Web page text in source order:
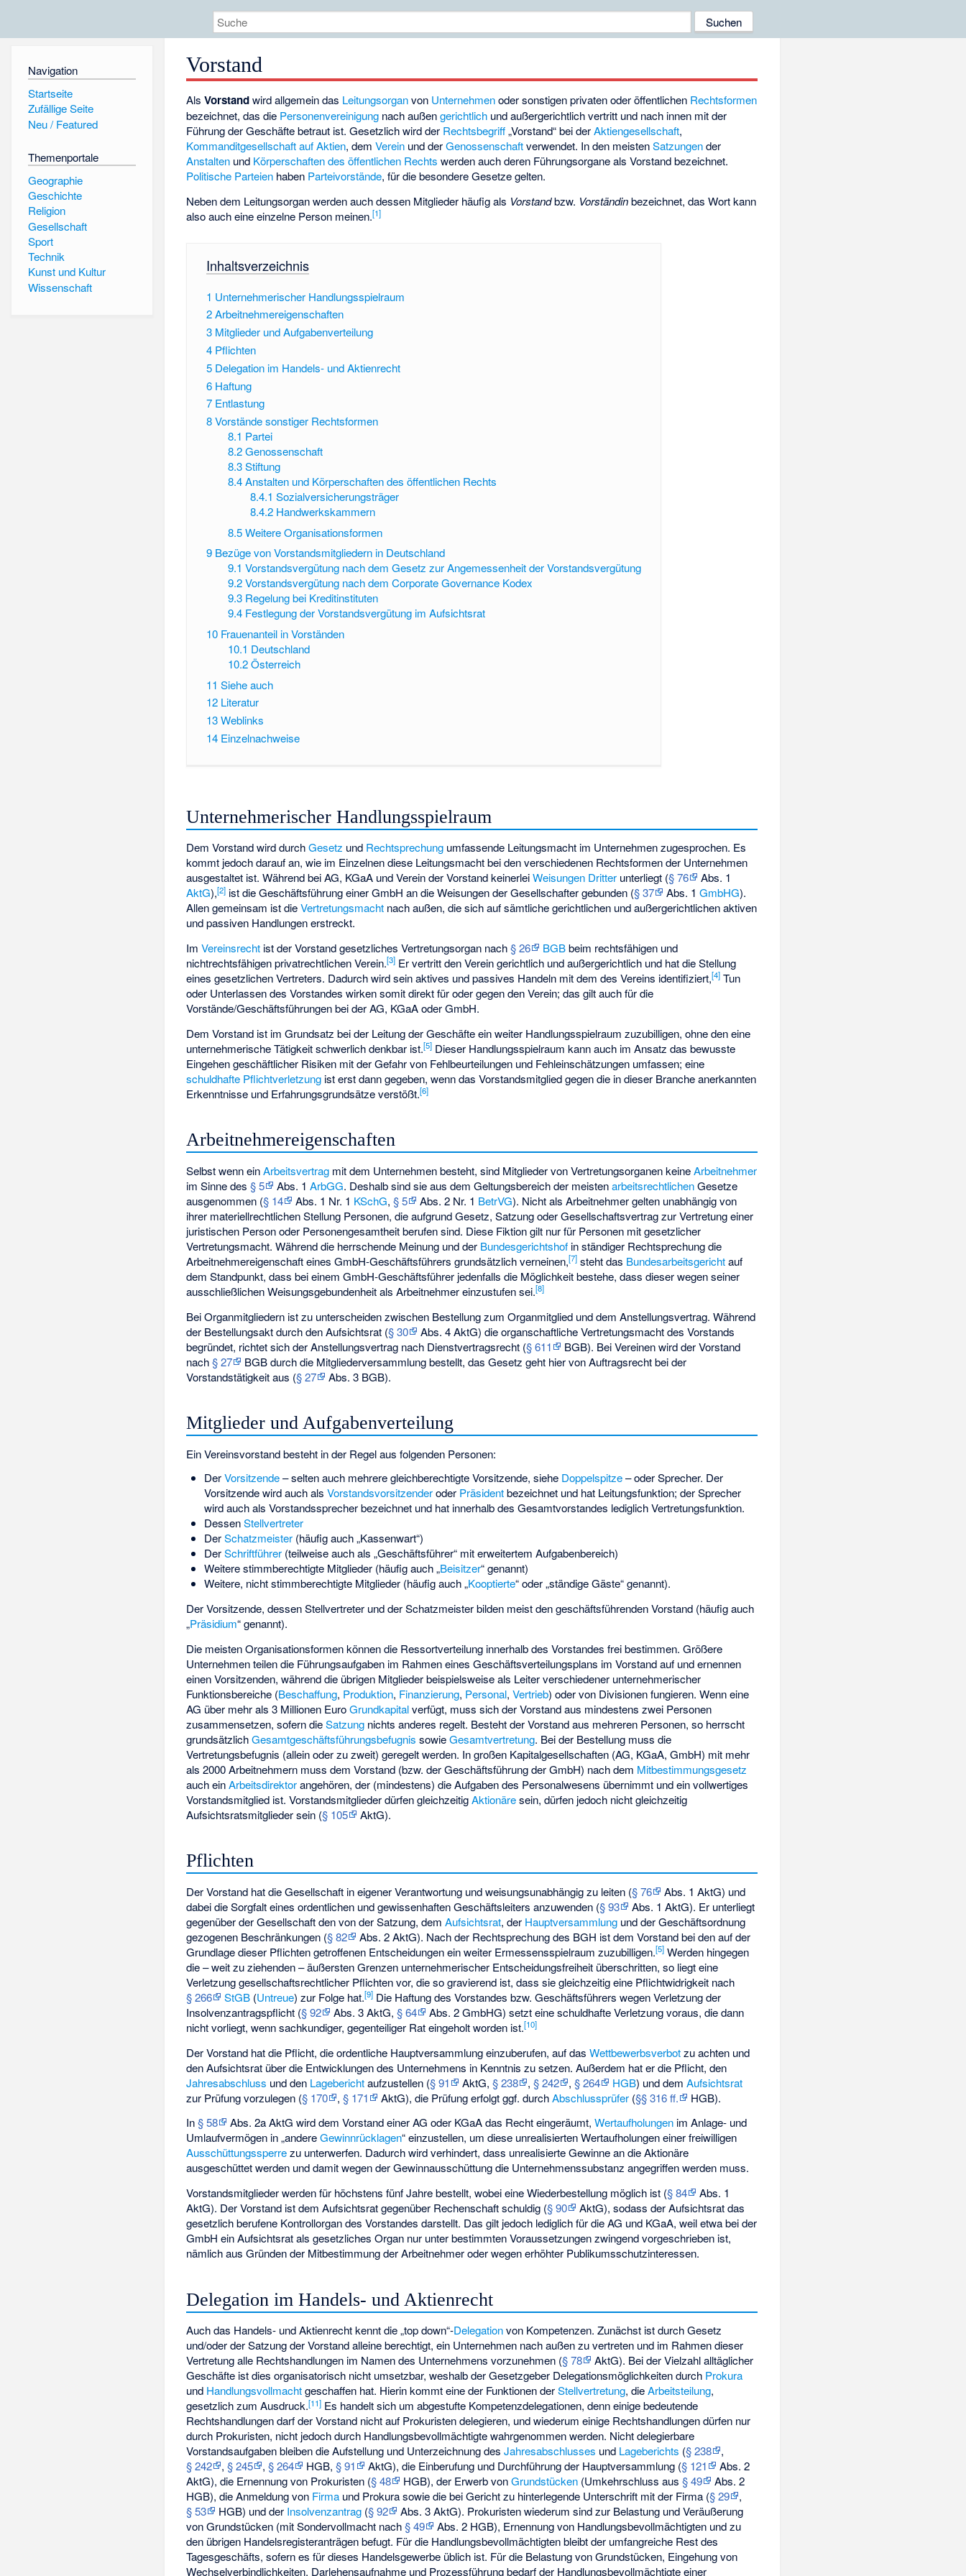
Navigation
Startseite
Zufällige Seite
Neu / Featured
Themenportale
Geographie
Geschichte
Religion
Gesellschaft
Sport
Technik
Kunst und Kultur
Wissenschaft
Vorstand
AlsVorstandwird allgemein das Leitungsorganvon Unternehmenoder sonstigen privaten oder öffentlichen Rechtsformen
bezeichnet, das die Personenvereinigung nach außengerichtlich und außergerichtlich vertritt und nach innen mit der
Führung der Geschäfte betraut ist. Gesetzlich wird der Rechtsbegriff„Vorstand“ bei derAktiengesellschaft,
Kommanditgesellschaft auf Aktien, demVerein und derGenossenschaftverwendet. In den meistenSatzungender
Anstalten und Körperschaften des öffentlichen Rechts werden auch deren Führungsorgane als Vorstand bezeichnet.
Politische Parteien haben Parteivorstände, für die besondere Gesetze gelten.
Neben dem Leitungsorgan werden auch dessen Mitglieder häufig als Vorstandbzw. Vorständinbezeichnet, das Wort kann
also auch eine einzelne Person meinen.[1]
Inhaltsverzeichnis
1 Unternehmerischer Handlungsspielraum
2Arbeitnehmereigenschaften
3 Mitglieder und Aufgabenverteilung
4 Pflichten
5 Delegation im Handels- und Aktienrecht
6 Haftung
7 Entlastung
8Vorstände sonstiger Rechtsformen
8.1 Partei
8.2 Genossenschaft
8.3 Stiftung
8.4 Anstalten und Körperschaften des öffentlichen Rechts
8.4.1 Sozialversicherungsträger
8.4.2 Handwerkskammern
8.5 Weitere Organisationsformen
9 Bezüge von Vorstandsmitgliedern in Deutschland
9.1 Vorstandsvergütung nach dem Gesetz zur Angemessenheit der Vorstandsvergütung
9.2 Vorstandsvergütung nach dem Corporate Governance Kodex
9.3 Regelung bei Kreditinstituten
9.4 Festlegung der Vorstandsvergütung im Aufsichtsrat
10 Frauenanteil in Vorständen
10.1 Deutschland
10.2 Österreich
11 Siehe auch
12 Literatur
13Weblinks
14 Einzelnachweise
Unternehmerischer Handlungsspielraum
Dem Vorstand wird durchGesetz und Rechtsprechung umfassende Leitungsmacht im Unternehmen zugesprochen. Es
kommt jedoch darauf an, wie im Einzelnen diese Leitungsmacht bei den verschiedenen Rechtsformen der Unternehmen
ausgestaltet ist. Während bei AG, KGaA und Verein der Vorstand keinerleiWeisungen Dritter unterliegt (§ 76
Abs. 1
AktG),[2] ist die Geschäftsführung einer GmbH an die Weisungen der Gesellschafter gebunden (§ 37 Abs. 1GmbHG).
Allen gemeinsam ist dieVertretungsmacht nach außen, die sich auf sämtliche gerichtlichen und außergerichtlichen aktiven
und passiven Handlungen erstreckt.
ImVereinsrecht ist der Vorstand gesetzliches Vertretungsorgan nach§ 26 BGBbeim rechtsfähigen und
nichtrechtsfähigen privatrechtlichen Verein.[3] Er vertritt den Verein gerichtlich und außergerichtlich und hat die Stellung
eines gesetzlichen Vertreters. Dadurch wird sein aktives und passives Handeln mit dem des Vereins identifiziert,[4] Tun
oder Unterlassen des Vorstandes wirken somit direkt für oder gegen den Verein; das gilt auch für die
Vorstände/Geschäftsführungen bei der AG, KGaA oder GmbH.
Dem Vorstand ist im Grundsatz bei der Leitung der Geschäfte ein weiter Handlungsspielraum zuzubilligen, ohne den eine
unternehmerische Tätigkeit schwerlich denkbar ist.[5] Dieser Handlungsspielraum kann auch im Ansatz das bewusste
Eingehen geschäftlicher Risiken mit der Gefahr von Fehlbeurteilungen und Fehleinschätzungen umfassen; eine
schuldhafte Pflichtverletzung ist erst dann gegeben, wenn das Vorstandsmitglied gegen die in dieser Branche anerkannten
Erkenntnisse und Erfahrungsgrundsätze verstößt.[6]
Arbeitnehmereigenschaften
Selbst wenn einArbeitsvertrag mit dem Unternehmen besteht, sind Mitglieder von Vertretungsorganen keineArbeitnehmer
im Sinne des§ 5 Abs. 1ArbGG. Deshalb sind sie aus dem Geltungsbereich der meistenarbeitsrechtlichenGesetze
ausgenommen (§ 14 Abs. 1 Nr. 1 KSchG,§ 5 Abs. 2 Nr. 1 BetrVG). Nicht als Arbeitnehmer gelten unabhängig von
ihrer materiellrechtlichen Stellung Personen, die aufgrund Gesetz, Satzung oder Gesellschaftsvertrag zur Vertretung einer
juristischen Person oder Personengesamtheit berufen sind. Diese Fiktion gilt nur für Personen mit gesetzlicher
Vertretungsmacht. Während die herrschende Meinung und der Bundesgerichtshof in ständiger Rechtsprechung die
Arbeitnehmereigenschaft eines GmbH-Geschäftsführers grundsätzlich verneinen,[7] steht das Bundesarbeitsgerichtauf
dem Standpunkt, dass bei einem GmbH-Geschäftsführer jedenfalls die Möglichkeit bestehe, dass dieser wegen seiner
ausschließlichen Weisungsgebundenheit als Arbeitnehmer einzustufen sei.[8]
Bei Organmitgliedern ist zu unterscheiden zwischen Bestellung zum Organmitglied und dem Anstellungsvertrag. Während
der Bestellungsakt durch den Aufsichtsrat (§ 30
Abs. 4 AktG) die organschaftliche Vertretungsmacht des Vorstands
begründet, richtet sich der Anstellungsvertrag nach Dienstvertragsrecht (§ 611
BGB). Bei Vereinen wird der Vorstand
nach§ 27
BGB durch die Mitgliederversammlung bestellt, das Gesetz geht hier von Auftragsrecht bei der
Vorstandstätigkeit aus (§ 27 Abs. 3 BGB).
Mitglieder und Aufgabenverteilung
Ein Vereinsvorstand besteht in der Regel aus folgenden Personen:
DerVorsitzende– selten auch mehrere gleichberechtigte Vorsitzende, siehe Doppelspitze– oder Sprecher. Der
Vorsitzende wird auch als Vorstandsvorsitzenderoder Präsidentbezeichnet und hat Leitungsfunktion; der Sprecher
wird auch als Vorstandssprecher bezeichnet und hat innerhalb des Gesamtvorstandes lediglich Vertretungsfunktion.
DessenStellvertreter
DerSchatzmeister(häufig auch „Kassenwart“)
DerSchriftführer(teilweise auch als „Geschäftsführer“ mit erweitertem Aufgabenbereich)
Weitere stimmberechtigte Mitglieder (häufig auch „Beisitzer“ genannt)
Weitere, nicht stimmberechtigte Mitglieder (häufig auch „Kooptierte“ oder „ständige Gäste“ genannt).
Der Vorsitzende, dessen Stellvertreter und der Schatzmeister bilden meist den geschäftsführenden Vorstand (häufig auch
„Präsidium“ genannt).
Die meisten Organisationsformen können die Ressortverteilung innerhalb des Vorstandes frei bestimmen. Größere
Unternehmen teilen die Führungsaufgaben im Rahmen eines Geschäftsverteilungsplans im Vorstand auf und ernennen
einen Vorsitzenden, während die übrigen Mitglieder beispielsweise als Leiter verschiedener unternehmerischer
Funktionsbereiche (Beschaffung, Produktion, Finanzierung, Personal,Vertrieb) oder von Divisionen fungieren. Wenn eine
AG über mehr als 3 Millionen EuroGrundkapitalverfügt, muss sich der Vorstand aus mindestens zwei Personen
zusammensetzen, sofern dieSatzung nichts anderes regelt. Besteht der Vorstand aus mehreren Personen, so herrscht
grundsätzlichGesamtgeschäftsführungsbefugnis sowieGesamtvertretung. Bei der Bestellung muss die
Vertretungsbefugnis (allein oder zu zweit) geregelt werden. In großen Kapitalgesellschaften (AG, KGaA, GmbH) mit mehr
als 2000 Arbeitnehmern muss dem Vorstand (bzw. der Geschäftsführung der GmbH) nach dem Mitbestimmungsgesetz
auch einArbeitsdirektorangehören, der (mindestens) die Aufgaben des Personalwesens übernimmt und ein vollwertiges
Vorstandsmitglied ist. Vorstandsmitglieder dürfen gleichzeitigAktionäresein, dürfen jedoch nicht gleichzeitig
Aufsichtsratsmitglieder sein (§ 105 AktG).
Pflichten
Der Vorstand hat die Gesellschaft in eigener Verantwortung und weisungsunabhängig zu leiten (§ 76
Abs. 1 AktG) und
dabei die Sorgfalt eines ordentlichen und gewissenhaften Geschäftsleiters anzuwenden (§ 93
Abs. 1 AktG). Er unterliegt
gegenüber der Gesellschaft den von der Satzung, demAufsichtsrat, der Hauptversammlung und der Geschäftsordnung
gezogenen Beschränkungen (§ 82
Abs. 2 AktG). Nach der Rechtsprechung des BGH ist dem Vorstand bei den auf der
Grundlage dieser Pflichten getroffenen Entscheidungen ein weiter Ermessensspielraum zuzubilligen.[5] Werden hingegen
die – weit zu ziehenden – äußersten Grenzen unternehmerischer Entscheidungsfreiheit überschritten, so liegt eine
Verletzung gesellschaftsrechtlicher Pflichten vor, die so gravierend ist, dass sie gleichzeitig eine Pflichtwidrigkeit nach
§ 266
StGB (Untreue) zur Folge hat.[9] Die Haftung des Vorstandes bzw. Geschäftsführers wegen Verletzung der
Insolvenzantragspflicht (§ 92 Abs. 3 AktG,§ 64
Abs. 2 GmbHG) setzt eine schuldhafte Verletzung voraus, die dann
nicht vorliegt, wenn sachkundiger, gegenteiliger Rat eingeholt worden ist.[10]
Der Vorstand hat die Pflicht, die ordentliche Hauptversammlung einzuberufen, auf dasWettbewerbsverbotzu achten und
den Aufsichtsrat über die Entwicklungen des Unternehmens in Kenntnis zu setzen. Außerdem hat er die Pflicht, den
Jahresabschluss und den Lageberichtaufzustellen (§ 91 AktG,§ 238 ,§ 242 ,§ 264 HGB) und demAufsichtsrat
zur Prüfung vorzulegen (§ 170 ,§ 171 AktG), die Prüfung erfolgt ggf. durchAbschlussprüfer (§§ 316 ff.
HGB).
In§ 58 Abs. 2a AktG wird dem Vorstand einer AG oder KGaA das Recht eingeräumt,Wertaufholungen im Anlage- und
Umlaufvermögen in „andereGewinnrücklagen“ einzustellen, um diese unrealisierten Wertaufholungen einer freiwilligen
Ausschüttungssperrezu unterwerfen. Dadurch wird verhindert, dass unrealisierte Gewinne an die Aktionäre
ausgeschüttet werden und damit wegen der Gewinnausschüttung die Unternehmenssubstanz angegriffen werden muss.
Vorstandsmitglieder werden für höchstens fünf Jahre bestellt, wobei eine Wiederbestellung möglich ist (§ 84
Abs. 1
AktG). Der Vorstand ist dem Aufsichtsrat gegenüber Rechenschaft schuldig (§ 90
AktG), sodass der Aufsichtsrat das
gesetzlich berufene Kontrollorgan des Vorstandes darstellt. Das gilt jedoch lediglich für die AG und KGaA, weil etwa bei der
GmbH ein Aufsichtsrat als gesetzliches Organ nur unter bestimmten Voraussetzungen zwingend vorgeschrieben ist,
nämlich aus Gründen der Mitbestimmung der Arbeitnehmer oder wegen erhöhter Publikumsschutzinteressen.
Delegation im Handels- und Aktienrecht
Auch das Handels- und Aktienrecht kennt die „top down“-Delegationvon Kompetenzen. Zunächst ist durch Gesetz
und/oder der Satzung der Vorstand alleine berechtigt, ein Unternehmen nach außen zu vertreten und im Rahmen dieser
Vertretung alle Rechtshandlungen im Namen des Unternehmens vorzunehmen (§ 78
AktG). Bei der Vielzahl alltäglicher
Geschäfte ist dies organisatorisch nicht umsetzbar, weshalb der Gesetzgeber Delegationsmöglichkeiten durch Prokura
und Handlungsvollmachtgeschaffen hat. Hierin kommt eine der Funktionen derStellvertretung, dieArbeitsteilung,
gesetzlich zum Ausdruck.[11] Es handelt sich um abgestufte Kompetenzdelegationen, denn einige bedeutende
Rechtshandlungen darf der Vorstand nicht auf Prokuristen delegieren, und wiederum einige Rechtshandlungen dürfen nur
durch Prokuristen, nicht jedoch durch Handlungsbevollmächtigte wahrgenommen werden. Nicht delegierbare
Vorstandsaufgaben bleiben die Aufstellung und Unterzeichnung desJahresabschlusses und Lageberichts (§ 238
,
§ 242
,§ 245 ,§ 264 HGB,§ 91 AktG), die Einberufung und Durchführung der Hauptversammlung (§ 121
Abs. 2
AktG), die Ernennung von Prokuristen (§ 48 HGB), der Erwerb vonGrundstücken (Umkehrschluss aus§ 49
Abs. 2
HGB), die Anmeldung von Firma und Prokura sowie die bei Gericht zu hinterlegende Unterschrift mit der Firma (§ 29
,
§ 53
HGB) und der Insolvenzantrag (§ 92
Abs. 3 AktG). Prokuristen wiederum sind zur Belastung und Veräußerung
von Grundstücken (mit Sondervollmacht nach§ 49
Abs. 2 HGB), Ernennung von Handlungsbevollmächtigten und zu
den übrigen Handelsregisteranträgen befugt. Für die Handlungsbevollmächtigten bleibt der umfangreiche Rest des
Tagesgeschäfts, sofern es für dieses Handelsgewerbe üblich ist. Für die Belastung von Grundstücken, Eingehung von
Wechselverbindlichkeiten, Darlehensaufnahme und Prozessführung bedarf der Handlungsbevollmächtigte einer